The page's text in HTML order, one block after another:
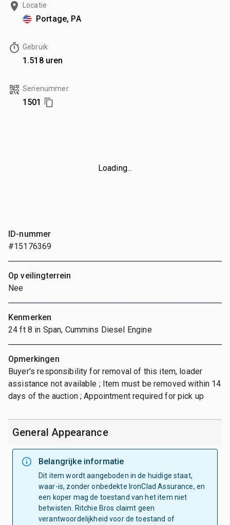
Locatie
Portage, PA
Gebruik
1.518 uren
Serienummer
1501
Loading...
ID-nummer
#15176369
Op veilingterrein
Nee
Kenmerken
24 ft 8 in Span, Cummins Diesel Engine
Opmerkingen
Buyer's responsibility for removal of this item, loader
assistance not available ; Item must be removed within 14
days of the auction ; Appointment required for pick up
General Appearance
Belangrijke informatie
Dit item wordt aangeboden in de huidige staat,
waar-is, zonder onbedekte IronClad Assurance, en
een koper mag de toestand van het item niet
betwisten. Ritchie Bros claimt geen
verantwoordelijkheid voor de toestand of